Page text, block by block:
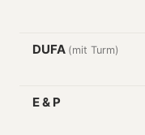
DUFA (mit Turm)
E & P